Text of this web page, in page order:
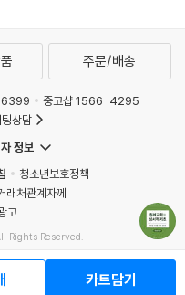
카트담기
주문/배송
중고샵 1566-4295
상담
정보
청소년보호정책
래처관계자께
고
Rights Reserved.